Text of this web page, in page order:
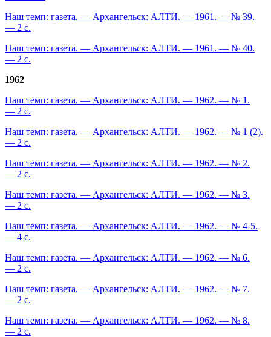
Наш темп: газета. — Архангельск: АЛТИ. — 1961. — № 39.
— 2 с.
Наш темп: газета. — Архангельск: АЛТИ. — 1961. — № 40.
— 2 с.
1962
Наш темп: газета. — Архангельск: АЛТИ. — 1962. — № 1.
— 2 с.
Наш темп: газета. — Архангельск: АЛТИ. — 1962. — № 1 (2).
— 2 с.
Наш темп: газета. — Архангельск: АЛТИ. — 1962. — № 2.
— 2 с.
Наш темп: газета. — Архангельск: АЛТИ. — 1962. — № 3.
— 2 с.
Наш темп: газета. — Архангельск: АЛТИ. — 1962. — № 4-5.
— 4 с.
Наш темп: газета. — Архангельск: АЛТИ. — 1962. — № 6.
— 2 с.
Наш темп: газета. — Архангельск: АЛТИ. — 1962. — № 7.
— 2 с.
Наш темп: газета. — Архангельск: АЛТИ. — 1962. — № 8.
— 2 с.